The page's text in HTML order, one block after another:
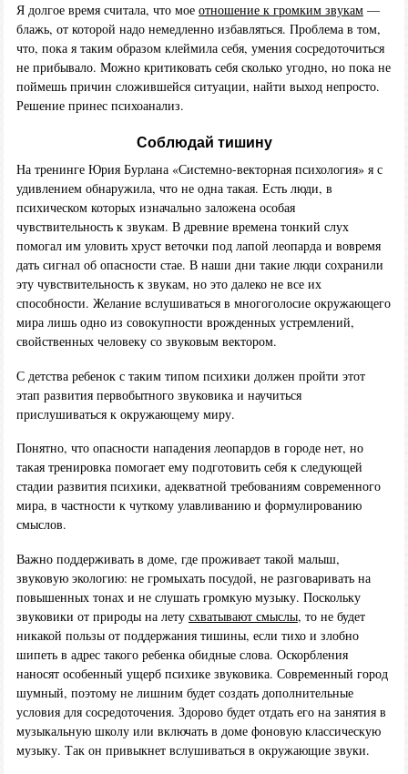
Я долгое время считала, что мое отношение к громким звукам—
блажь, от которой надо немедленно избавляться. Проблема в том,
что, пока я таким образом клеймила себя, умения сосредоточиться
не прибывало. Можно критиковать себя сколько угодно, но пока не
поймешь причин сложившейся ситуации, найти выход непросто.
Решение принес психоанализ.
Соблюдай тишину
На тренинге Юрия Бурлана «Системно-векторная психология» я с
удивлением обнаружила, что не одна такая. Есть люди, в
психическом которых изначально заложена особая
чувствительность к звукам. В древние времена тонкий слух
помогал им уловить хруст веточки под лапой леопарда и вовремя
дать сигнал об опасности стае. В наши дни такие люди сохранили
эту чувствительность к звукам, но это далеко не все их
способности. Желание вслушиваться в многоголосие окружающего
мира лишь одно из совокупности врожденных устремлений,
свойственных человеку со звуковым вектором.
С детства ребенок с таким типом психики должен пройти этот
этап развития первобытного звуковика и научиться
прислушиваться к окружающему миру.
Понятно, что опасности нападения леопардов в городе нет, но
такая тренировка помогает ему подготовить себя к следующей
стадии развития психики, адекватной требованиям современного
мира, в частности к чуткому улавливанию и формулированию
смыслов.
Важно поддерживать в доме, где проживает такой малыш,
звуковую экологию: не громыхать посудой, не разговаривать на
повышенных тонах и не слушать громкую музыку. Поскольку
звуковики от природы на лету схватывают смыслы, то не будет
никакой пользы от поддержания тишины, если тихо и злобно
шипеть в адрес такого ребенка обидные слова. Оскорбления
наносят особенный ущерб психике звуковика. Современный город
шумный, поэтому не лишним будет создать дополнительные
условия для сосредоточения. Здорово будет отдать его на занятия в
музыкальную школу или включать в доме фоновую классическую
музыку. Так он привыкнет вслушиваться в окружающие звуки.